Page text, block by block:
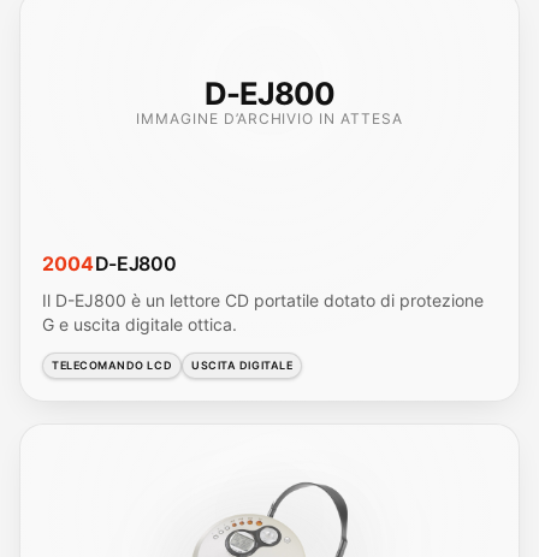
D-EJ800
IMMAGINE D’ARCHIVIO IN ATTESA
2004D-EJ800
Il D-EJ800 è un lettore CD portatile dotato di protezione
G e uscita digitale ottica.
TELECOMANDO LCD USCITA DIGITALE